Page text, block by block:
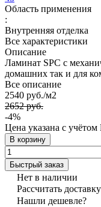
Область применения
:
Внутренняя отделка
Все характеристики
Описание
Ламинат SPC с
домашних так и для
Все описание
2540 руб./м2
2652 руб.
-4%
Цена указана с
В корзину
Быстрый заказ
Нет в наличии
Рассчитать доставку
Нашли дешевле?